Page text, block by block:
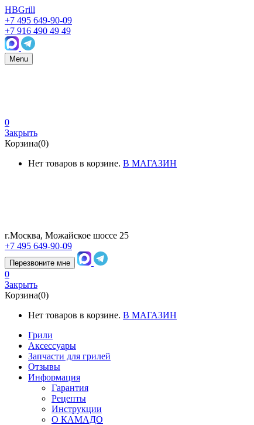
HBGrill
+7 495 649-90-09
+7 916 490 49 49
Menu
0
Закрыть
Корзина(0)
Нет товаров в корзине. В МАГАЗИН
г.Москва, Можайское шоссе 25
+7 495 649-90-09
Перезвоните мне
0
Закрыть
Корзина(0)
Нет товаров в корзине. В МАГАЗИН
Грили
Аксессуары
Запчасти для грилей
Отзывы
Информация
Гарантия
Рецепты
Инструкции
О КАМАДО